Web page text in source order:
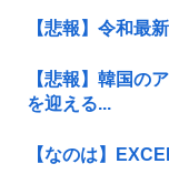
【悲報】令和最
【悲報】韓国の
を迎える...
【なのは】